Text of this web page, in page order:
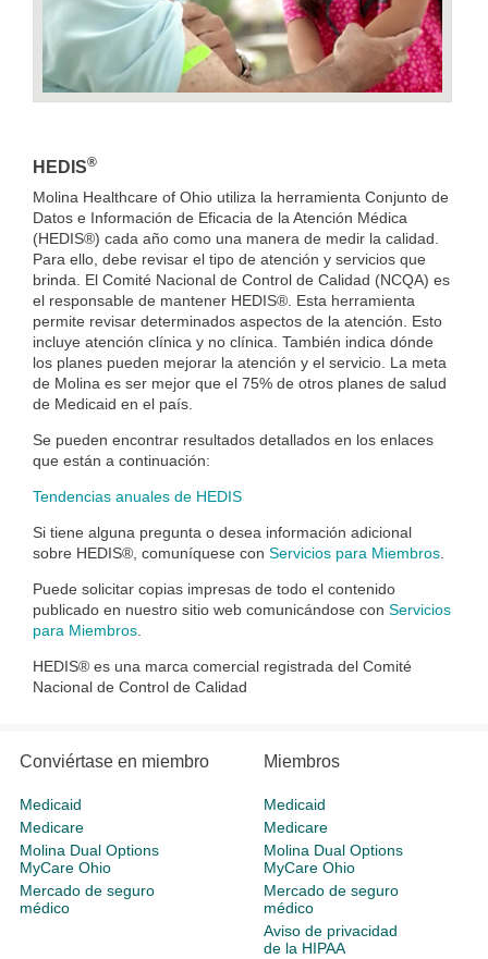
HEDIS®
Molina Healthcare of Ohio utiliza la herramienta Conjunto de
Datos e Información de Eficacia de la Atención Médica
(HEDIS®) cada año como una manera de medir la calidad.
Para ello, debe revisar el tipo de atención y servicios que
brinda. El Comité Nacional de Control de Calidad (NCQA) es
el responsable de mantener HEDIS®. Esta herramienta
permite revisar determinados aspectos de la atención. Esto
incluye atención clínica y no clínica. También indica dónde
los planes pueden mejorar la atención y el servicio. La meta
de Molina es ser mejor que el 75% de otros planes de salud
de Medicaid en el país.
Se pueden encontrar resultados detallados en los enlaces
que están a continuación:
Tendencias anuales de HEDIS
Si tiene alguna pregunta o desea información adicional
sobre HEDIS®, comuníquese con Servicios para Miembros.
Puede solicitar copias impresas de todo el contenido
publicado en nuestro sitio web comunicándose con Servicios
para Miembros.
HEDIS® es una marca comercial registrada del Comité
Nacional de Control de Calidad
Conviértase en miembro
Medicaid
Medicare
Molina Dual Options
MyCare Ohio
Mercado de seguro
médico
Miembros
Medicaid
Medicare
Molina Dual Options
MyCare Ohio
Mercado de seguro
médico
Aviso de privacidad
de la HIPAA